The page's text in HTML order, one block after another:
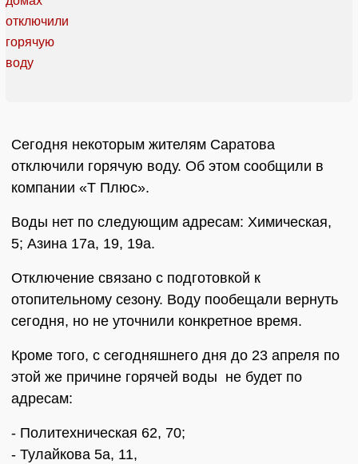
Сегодня некоторым жителям Саратова
отключили горячую воду. Об этом сообщили в
компании «Т Плюс».
Воды нет по следующим адресам: Химическая,
5; Азина 17а, 19, 19а.
Отключение связано с подготовкой к
отопительному сезону. Воду пообещали вернуть
сегодня, но не уточнили конкретное время.
Кроме того, с сегодняшнего дня до 23 апреля по
этой же причине горячей воды не будет по
адресам:
- Политехническая 62, 70;
- Тулайкова 5а, 11,